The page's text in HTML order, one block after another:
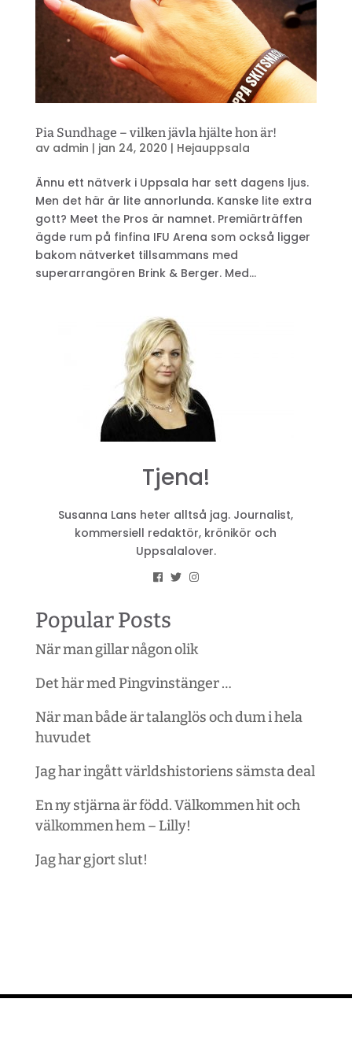
Pia Sundhage – vilken jävla hjälte hon är!
av admin | jan 24, 2020 | Hejauppsala
Ännu ett nätverk i Uppsala har sett dagens ljus.
Men det här är lite annorlunda. Kanske lite extra
gott? Meet the Pros är namnet. Premiärträffen
ägde rum på finfina IFU Arena som också ligger
bakom nätverket tillsammans med
superarrangören Brink & Berger. Med...
Tjena!
Susanna Lans heter alltså jag. Journalist,
kommersiell redaktör, krönikör och
Uppsalalover.
Popular Posts
När man gillar någon olik
Det här med Pingvinstänger …
När man både är talanglös och dum i hela
huvudet
Jag har ingått världshistoriens sämsta deal
En ny stjärna är född. Välkommen hit och
välkommen hem – Lilly!
Jag har gjort slut!